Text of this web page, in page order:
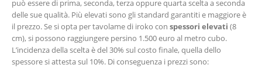
può essere di prima, seconda, terza oppure quarta scelta a seconda
delle sue qualità. Più elevati sono gli standard garantiti e maggiore è
il prezzo. Se si opta per tavolame di iroko con spessori elevati (8
cm), si possono raggiungere persino 1.500 euro al metro cubo.
L’incidenza della scelta è del 30% sul costo finale, quella dello
spessore si attesta sul 10%. Di conseguenza i prezzi sono: